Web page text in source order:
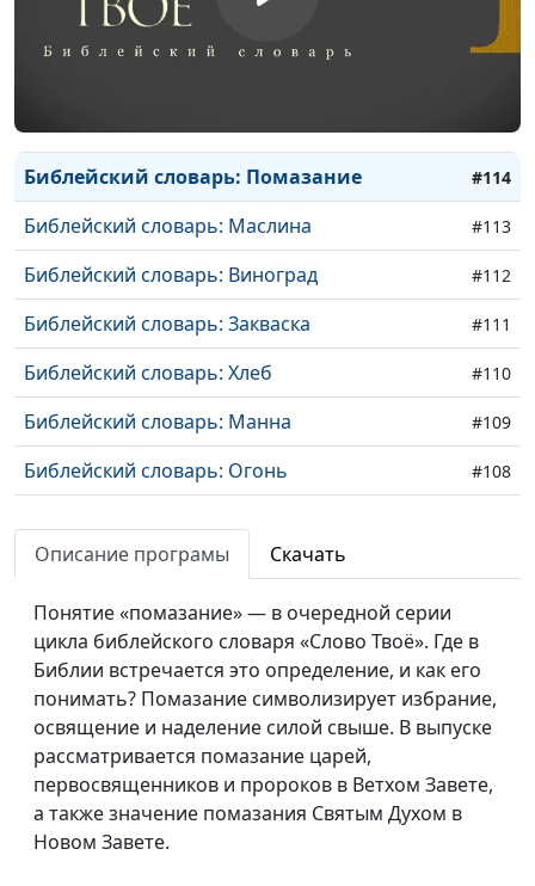
Библейский словарь: Закон Божий #117
Библейский словарь: Жатва #115
Библейский словарь: Помазание #114
Библейский словарь: Маслина #113
Библейский словарь: Виноград #112
Библейский словарь: Закваска #111
Библейский словарь: Хлеб #110
Библейский словарь: Манна #109
Библейский словарь: Огонь #108
Библейский словарь: Преисподняя
Библейский словарь: Содом и Гоморра
Библейский словарь: Исполины #104
Библейский словарь: Блудница #103
Библейский словарь: Язычники
Библейский словарь: Видение
Описание програмы Скачать
Понятие «помазание» — в очередной серии
цикла библейского словаря «Слово Твоё». Где в
Библии встречается это определение, и как его
понимать? Помазание символизирует избрание,
освящение и наделение силой свыше. В выпуске
рассматривается помазание царей,
первосвященников и пророков в Ветхом Завете,
а также значение помазания Святым Духом в
Новом Завете.